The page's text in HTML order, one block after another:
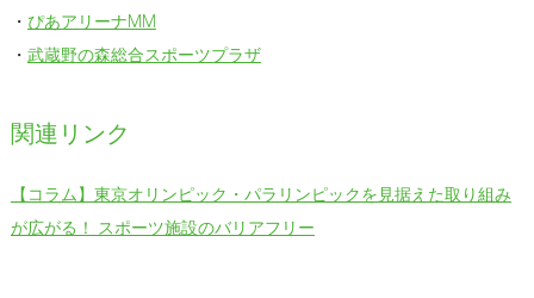
・ ぴあアリーナMM
・ 武蔵野の森総合スポーツプラザ
関連リンク
【コラム】東京オリンピック・パラリンピックを見据えた取り組み
が広がる！ スポーツ施設のバリアフリー